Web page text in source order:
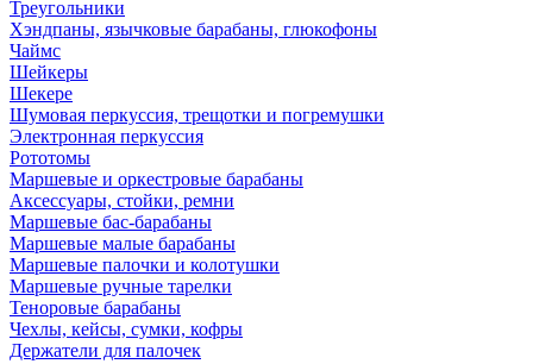
Треугольники
Хэндпаны, язычковые барабаны, глюкофоны
Чаймс
Шейкеры
Шекере
Шумовая перкуссия, трещотки и погремушки
Электронная перкуссия
Рототомы
Маршевые и оркестровые барабаны
Аксессуары, стойки, ремни
Маршевые бас-барабаны
Маршевые малые барабаны
Маршевые палочки и колотушки
Маршевые ручные тарелки
Теноровые барабаны
Чехлы, кейсы, сумки, кофры
Держатели для палочек